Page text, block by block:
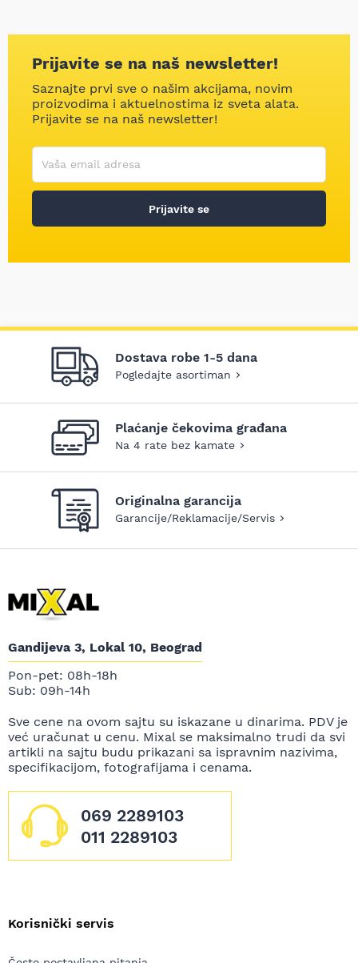
Prijavite se na naš newsletter!
Saznajte prvi sve o našim akcijama, novim
proizvodima i aktuelnostima iz sveta alata.
Prijavite se na naš newsletter!
Korisničko ime
Vaša email adresa
Prijavite se
Dostava robe 1-5 dana
Pogledajte asortiman
Plaćanje čekovima građana
Na 4 rate bez kamate
Originalna garancija
Garancije/Reklamacije/Servis
Gandijeva 3, Lokal 10, Beograd
Pon-pet: 08h-18h
Sub: 09h-14h
Sve cene na ovom sajtu su iskazane u dinarima. PDV je
već uračunat u cenu. Mixal se maksimalno trudi da svi
artikli na sajtu budu prikazani sa ispravnim nazivima,
specifikacijom, fotografijama i cenama.
069 2289103
011 2289103
Korisnički servis